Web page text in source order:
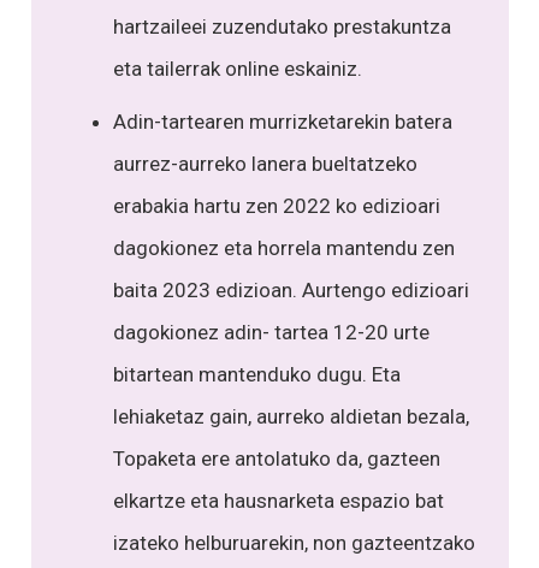
hartzaileei zuzendutako prestakuntza
eta tailerrak online eskainiz.
Adin-tartearen murrizketarekin batera
aurrez-aurreko lanera bueltatzeko
erabakia hartu zen 2022 ko edizioari
dagokionez eta horrela mantendu zen
baita 2023 edizioan. Aurtengo edizioari
dagokionez adin- tartea 12-20 urte
bitartean mantenduko dugu. Eta
lehiaketaz gain, aurreko aldietan bezala,
Topaketa ere antolatuko da, gazteen
elkartze eta hausnarketa espazio bat
izateko helburuarekin, non gazteentzako